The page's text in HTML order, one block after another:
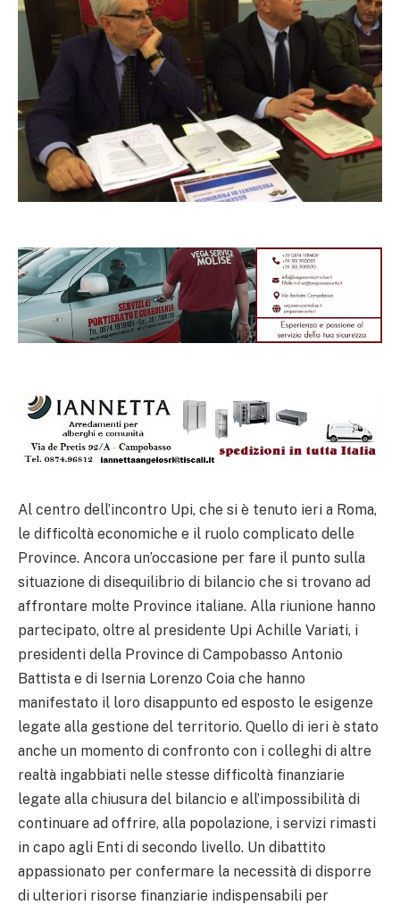
Al centro dell’incontro Upi, che si è tenuto ieri a Roma,
le difficoltà economiche e il ruolo complicato delle
Province. Ancora un’occasione per fare il punto sulla
situazione di disequilibrio di bilancio che si trovano ad
affrontare molte Province italiane. Alla riunione hanno
partecipato, oltre al presidente Upi Achille Variati, i
presidenti della Province di Campobasso Antonio
Battista e di Isernia Lorenzo Coia che hanno
manifestato il loro disappunto ed esposto le esigenze
legate alla gestione del territorio. Quello di ieri è stato
anche un momento di confronto con i colleghi di altre
realtà ingabbiati nelle stesse difficoltà finanziarie
legate alla chiusura del bilancio e all’impossibilità di
continuare ad offrire, alla popolazione, i servizi rimasti
in capo agli Enti di secondo livello. Un dibattito
appassionato per confermare la necessità di disporre
di ulteriori risorse finanziarie indispensabili per